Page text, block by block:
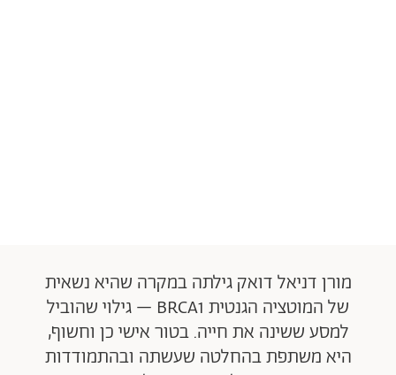
מורן דניאל דואק גילתה במקרה שהיא נשאית
של המוטציה הגנטית BRCA1 – גילוי שהוביל
למסע ששינה את חייה. בטור אישי כן וחשוף,
היא משתפת בהחלטה שעשתה ובהתמודדות